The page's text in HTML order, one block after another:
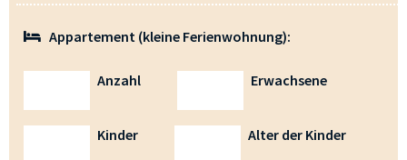
Appartement (kleine Ferienwohnung):
Anzahl Erwachsene
Kinder Alter der Kinder